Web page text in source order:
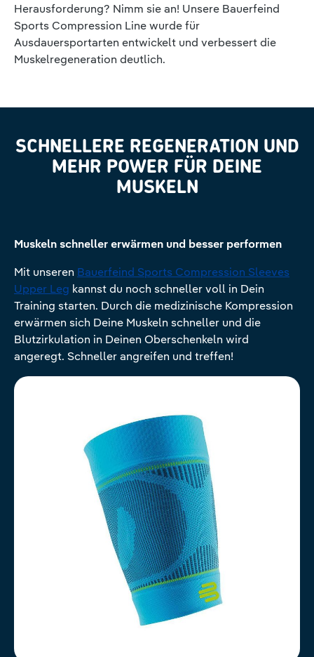
Herausforderung? Nimm sie an! Unsere Bauerfeind
Sports Compression Line wurde für
Ausdauersportarten entwickelt und verbessert die
Muskelregeneration deutlich.
SCHNELLERE REGENERATION UND
MEHR POWER FÜR DEINE
MUSKELN
Muskeln schneller erwärmen und besser performen
Mit unseren Bauerfeind Sports Compression Sleeves
Upper Leg kannst du noch schneller voll in Dein
Training starten. Durch die medizinische Kompression
erwärmen sich Deine Muskeln schneller und die
Blutzirkulation in Deinen Oberschenkeln wird
angeregt. Schneller angreifen und treffen!